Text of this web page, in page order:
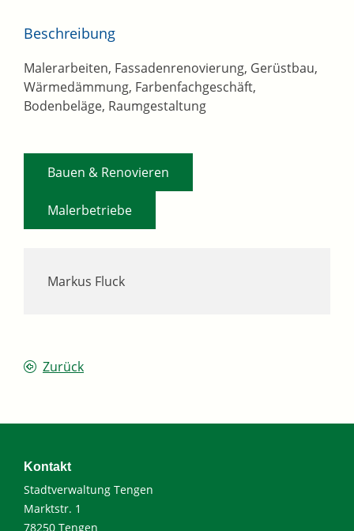
Markus Fluck
Beschreibung
Malerarbeiten, Fassadenrenovierung, Gerüstbau,
Wärmedämmung, Farbenfachgeschäft,
Bodenbeläge, Raumgestaltung
Bauen & Renovieren
Malerbetriebe
Zurück
Kontakt
Stadtverwaltung Tengen
Marktstr. 1
78250 Tengen